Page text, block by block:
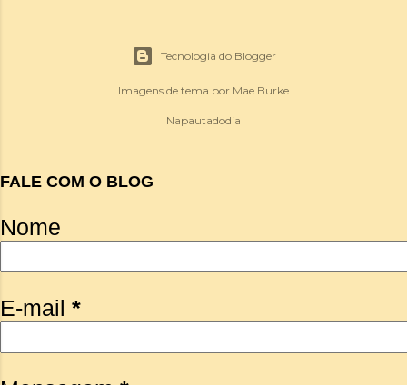
Tecnologia do Blogger
Imagens de tema por Mae Burke
Napautadodia
FALE COM O BLOG
Nome
E-mail *